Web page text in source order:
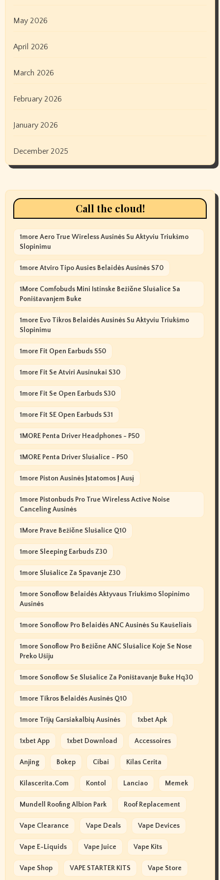
May 2026
April 2026
March 2026
February 2026
January 2026
December 2025
Call the cloud!
1more Aero True Wireless Ausinės Su Aktyviu Triukšmo
Slopinimu
1more Atviro Tipo Ausies Belaidės Ausinės S70
1More Comfobuds Mini Istinske Bežične Slušalice Sa
Poništavanjem Buke
1more Evo Tikros Belaidės Ausinės Su Aktyviu Triukšmo
Slopinimu
1more Fit Open Earbuds S50
1more Fit Se Atviri Ausinukai S30
1more Fit Se Open Earbuds S30
1more Fit SE Open Earbuds S31
1MORE Penta Driver Headphones - P50
1MORE Penta Driver Slušalice - P50
1more Piston Ausinės Įstatomos Į Ausį
1more Pistonbuds Pro True Wireless Active Noise
Canceling Ausinės
1More Prave Bežične Slušalice Q10
1more Sleeping Earbuds Z30
1more Slušalice Za Spavanje Z30
1more Sonoflow Belaidės Aktyvaus Triukšmo Slopinimo
Ausinės
1more Sonoflow Pro Belaidės ANC Ausinės Su Kaušeliais
1more Sonoflow Pro Bežične ANC Slušalice Koje Se Nose
Preko Ušiju
1more Sonoflow Se Slušalice Za Poništavanje Buke Hq30
1more Tikros Belaidės Ausinės Q10
1more Trijų Garsiakalbių Ausinės 1xbet Apk
1xbet App 1xbet Download Accessoires
Anjing Bokep Cibai Kilas Cerita
Kilascerita.com Kontol Lanciao Memek
Mundell Roofing Albion Park Roof Replacement
Vape Clearance Vape Deals Vape Devices
Vape E-Liquids Vape Juice Vape Kits
Vape Shop VAPE STARTER KITS Vape Store